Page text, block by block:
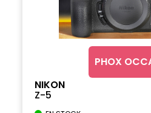
PHOX
NIKON
Z-5